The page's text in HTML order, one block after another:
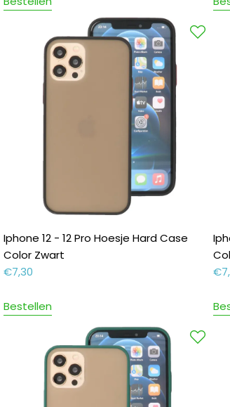
Iphone 12 - 12 Pro Hoesje Hard Case
Color Zwart
€7,30
Bestellen
€